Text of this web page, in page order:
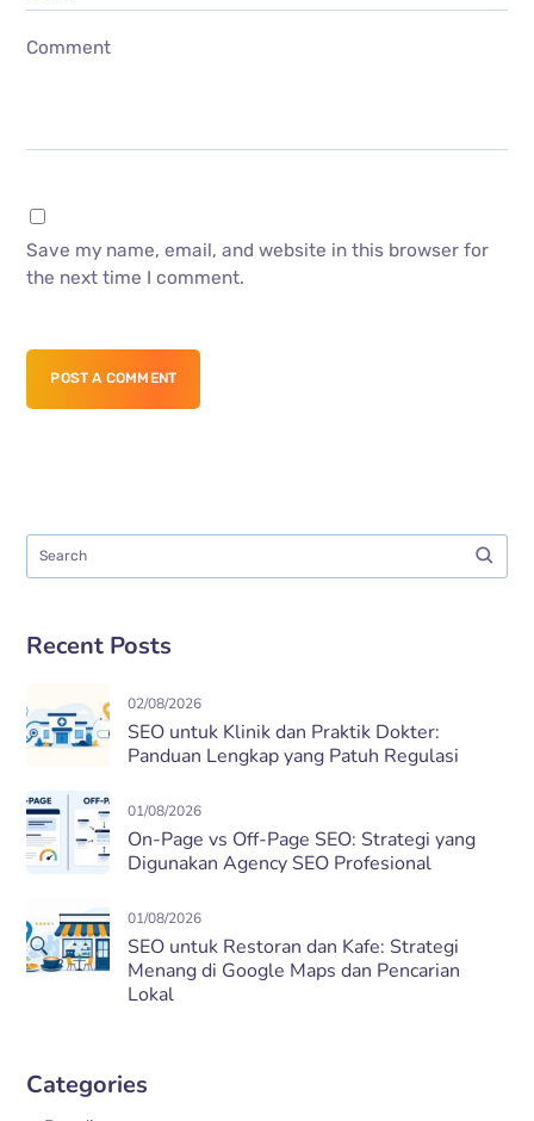
Comment
Save my name, email, and website in this browser for
the next time I comment.
POST A COMMENT
Recent Posts
02/08/2026
SEO untuk Klinik dan Praktik Dokter:
Panduan Lengkap yang Patuh Regulasi
01/08/2026
On-Page vs Off-Page SEO: Strategi yang
Digunakan Agency SEO Profesional
01/08/2026
SEO untuk Restoran dan Kafe: Strategi
Menang di Google Maps dan Pencarian
Lokal
Categories